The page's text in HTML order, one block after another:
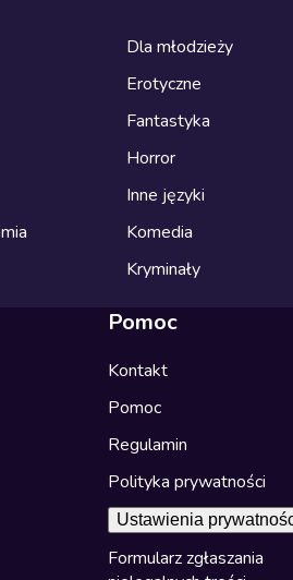
Dla młodzieży
Erotyczne
Fantastyka
Horror
Inne języki
Komedia
Kryminały
Pomoc
Kontakt
Pomoc
Regulamin
Polityka prywatności
Ustawienia
Formularz zgłaszania